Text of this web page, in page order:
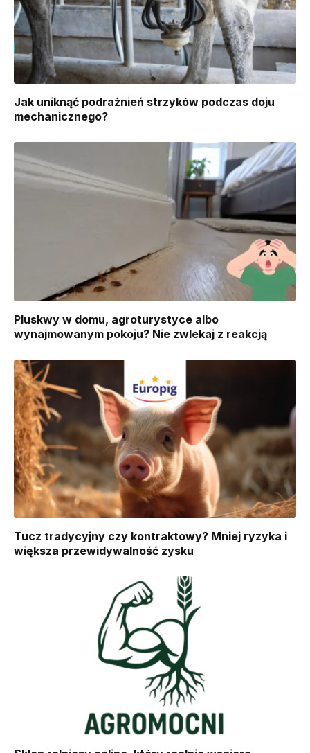
Jak uniknąć podrażnień strzyków podczas doju
mechanicznego?
Pluskwy w domu, agroturystyce albo
wynajmowanym pokoju? Nie zwlekaj z reakcją
Tucz tradycyjny czy kontraktowy? Mniej ryzyka i
większa przewidywalność zysku